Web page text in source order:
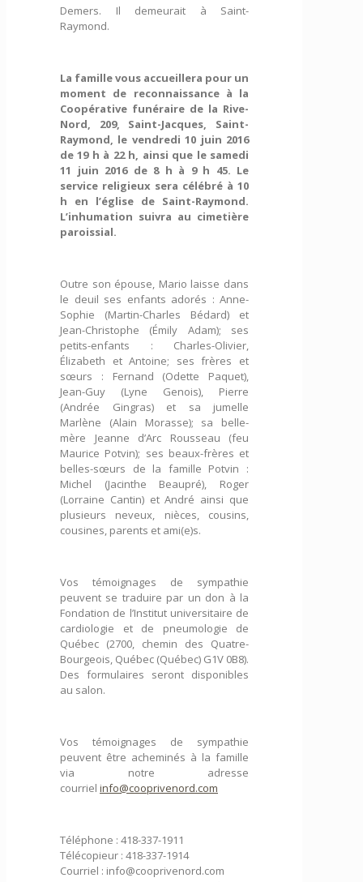
Demers. Il demeurait à Saint-
Raymond.
La famille vous accueillera pour un
moment de reconnaissance à la
Coopérative funéraire de la Rive-
Nord, 209, Saint-Jacques, Saint-
Raymond, le vendredi 10 juin 2016
de 19 h à 22 h, ainsi que le samedi
11 juin 2016 de 8 h à 9 h 45. Le
service religieux sera célébré à 10
h en l’église de Saint-Raymond.
L’inhumation suivra au cimetière
paroissial.
Outre son épouse, Mario laisse dans
le deuil ses enfants adorés : Anne-
Sophie (Martin-Charles Bédard) et
Jean-Christophe (Émily Adam); ses
petits-enfants : Charles-Olivier,
Élizabeth et Antoine; ses frères et
sœurs : Fernand (Odette Paquet),
Jean-Guy (Lyne Genois), Pierre
(Andrée Gingras) et sa jumelle
Marlène (Alain Morasse); sa belle-
mère Jeanne d’Arc Rousseau (feu
Maurice Potvin); ses beaux-frères et
belles-sœurs de la famille Potvin :
Michel (Jacinthe Beaupré), Roger
(Lorraine Cantin) et André ainsi que
plusieurs neveux, nièces, cousins,
cousines, parents et ami(e)s.
Vos témoignages de sympathie
peuvent se traduire par un don à la
Fondation de l’Institut universitaire de
cardiologie et de pneumologie de
Québec (2700, chemin des Quatre-
Bourgeois, Québec (Québec) G1V 0B8).
Des formulaires seront disponibles
au salon.
Vos témoignages de sympathie
peuvent être acheminés à la famille
via notre adresse
courriel info@cooprivenord.com
Téléphone : 418-337-1911
Télécopieur : 418-337-1914
Courriel : info@cooprivenord.com